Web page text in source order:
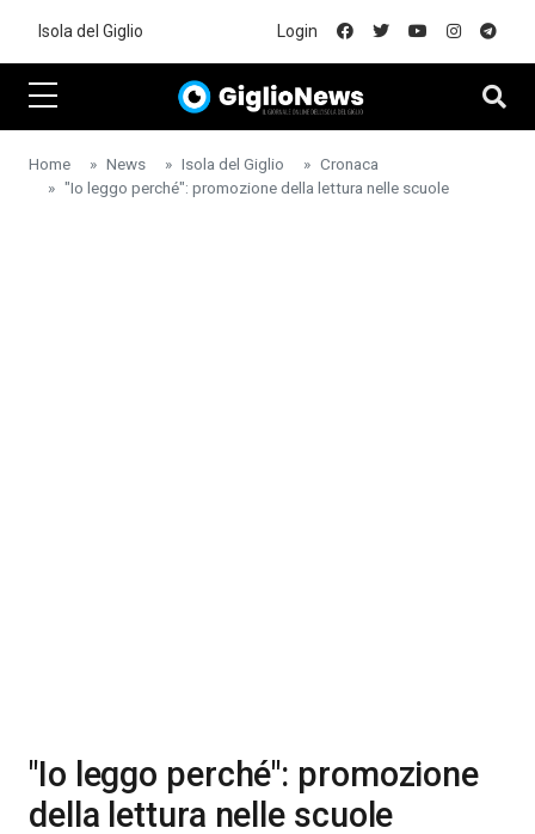
Isola del Giglio Login
Home News Isola del Giglio
Cronaca
"Io leggo perché": promozione della lettura nelle scuole
"Io leggo perché": promozione
della lettura nelle scuole